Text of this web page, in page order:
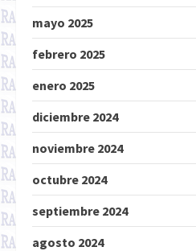
mayo 2025
febrero 2025
enero 2025
diciembre 2024
noviembre 2024
octubre 2024
septiembre 2024
agosto 2024